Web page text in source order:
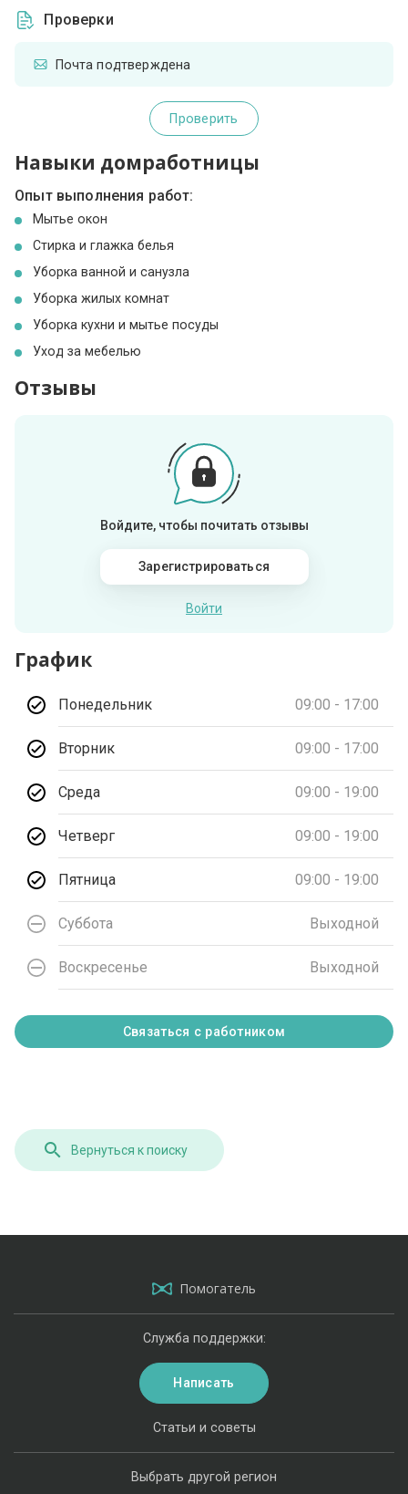
Проверки
Почта подтверждена
Проверить
Навыки домработницы
Опыт выполнения работ:
Мытье окон
Стирка и глажка белья
Уборка ванной и санузла
Уборка жилых комнат
Уборка кухни и мытье посуды
Уход за мебелью
Отзывы
Войдите, чтобы почитать отзывы
Зарегистрироваться
Войти
График
Понедельник 09:00 - 17:00
Вторник 09:00 - 17:00
Среда 09:00 - 19:00
Четверг 09:00 - 19:00
Пятница 09:00 - 19:00
Суббота Выходной
Воскресенье Выходной
Связаться с работником
Вернуться к поиску
Помогатель
Выбрать другой регион
Статьи и советы
Служба поддержки:
Написать